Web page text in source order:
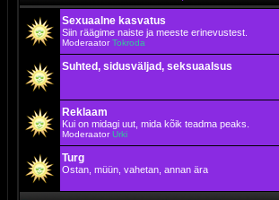
Sexuaalne kasvatus
Siin räägime naiste ja meeste erinevustest.
ModeraatorTokroda
Suhted, sidusväljad, seksuaalsus
Reklaam
Kui on midagi uut, mida kõik teadma peaks.
ModeraatorUrki
Turg
Ostan, müün, vahetan, annan ära